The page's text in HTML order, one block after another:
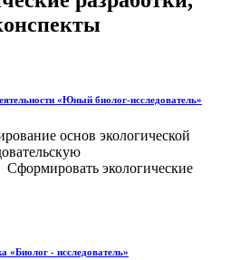
«Юный биолог-исследователь»
основ экологической
экологические
«Биолог - исследователь»